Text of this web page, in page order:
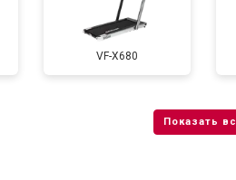
VF-X680